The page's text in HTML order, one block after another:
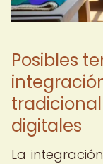
Posibles
digitales
La